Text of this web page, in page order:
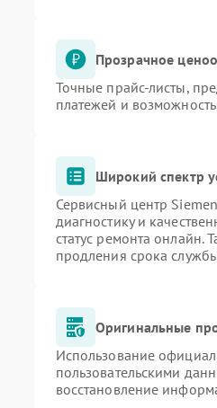
Прозрачное
Точные прайс-листы,
платежей и
Широкий спектр
Сервисный центр
диагностику и
статус ремонта онлайн.
продления срока
Оригинальные
Использование
пользовательскими
восстановление